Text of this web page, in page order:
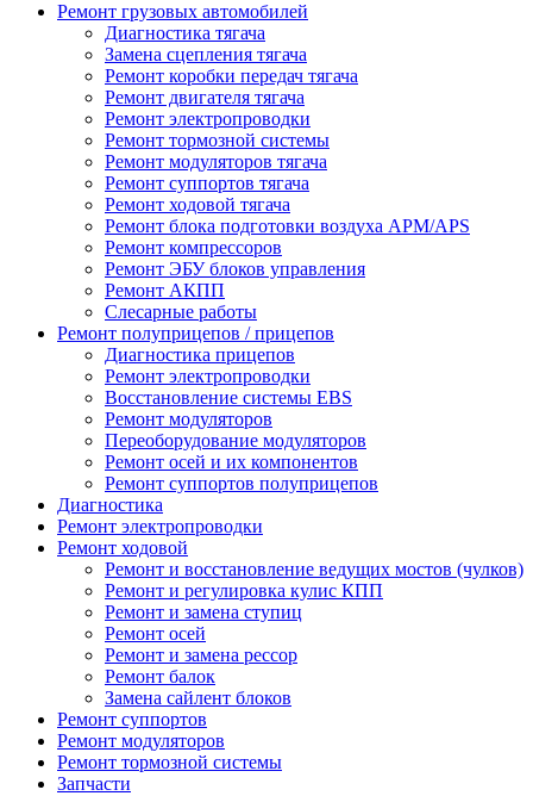
Ремонт грузовых автомобилей
Диагностика тягача
Замена сцепления тягача
Ремонт коробки передач тягача
Ремонт двигателя тягача
Ремонт электропроводки
Ремонт тормозной системы
Ремонт модуляторов тягача
Ремонт суппортов тягача
Ремонт ходовой тягача
Ремонт блока подготовки воздуха APM/APS
Ремонт компрессоров
Ремонт ЭБУ блоков управления
Ремонт АКПП
Слесарные работы
Ремонт полуприцепов / прицепов
Диагностика прицепов
Ремонт электропроводки
Восстановление системы EBS
Ремонт модуляторов
Переоборудование модуляторов
Ремонт осей и их компонентов
Ремонт суппортов полуприцепов
Диагностика
Ремонт электропроводки
Ремонт ходовой
Ремонт и восстановление ведущих мостов (чулков)
Ремонт и регулировка кулис КПП
Ремонт и замена ступиц
Ремонт осей
Ремонт и замена рессор
Ремонт балок
Замена сайлент блоков
Ремонт суппортов
Ремонт модуляторов
Ремонт тормозной системы
Запчасти